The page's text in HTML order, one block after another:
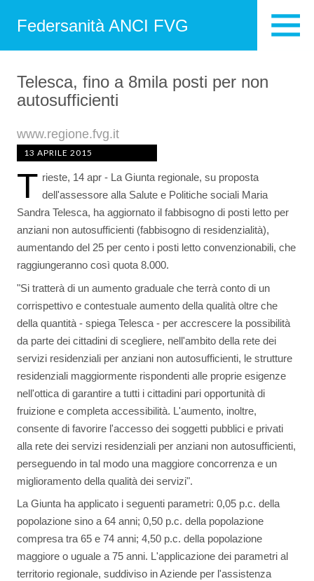
Federsanità ANCI FVG
Telesca, fino a 8mila posti per non
autosufficienti
www.regione.fvg.it
13 APRILE 2015
T rieste, 14 apr - La Giunta regionale, su proposta
dell'assessore alla Salute e Politiche sociali Maria
Sandra Telesca, ha aggiornato il fabbisogno di posti letto per
anziani non autosufficienti (fabbisogno di residenzialità),
aumentando del 25 per cento i posti letto convenzionabili, che
raggiungeranno così quota 8.000.
"Si tratterà di un aumento graduale che terrà conto di un
corrispettivo e contestuale aumento della qualità oltre che
della quantità - spiega Telesca - per accrescere la possibilità
da parte dei cittadini di scegliere, nell'ambito della rete dei
servizi residenziali per anziani non autosufficienti, le strutture
residenziali maggiormente rispondenti alle proprie esigenze
nell'ottica di garantire a tutti i cittadini pari opportunità di
fruizione e completa accessibilità. L'aumento, inoltre,
consente di favorire l'accesso dei soggetti pubblici e privati
alla rete dei servizi residenziali per anziani non autosufficienti,
perseguendo in tal modo una maggiore concorrenza e un
miglioramento della qualità dei servizi".
La Giunta ha applicato i seguenti parametri: 0,05 p.c. della
popolazione sino a 64 anni; 0,50 p.c. della popolazione
compresa tra 65 e 74 anni; 4,50 p.c. della popolazione
maggiore o uguale a 75 anni. L'applicazione dei parametri al
territorio regionale, suddiviso in Aziende per l'assistenza